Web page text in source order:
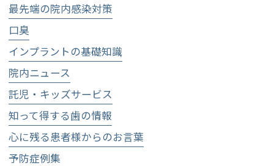
最先端の院内感染対策
口臭
インプラントの基礎知識
院内ニュース
託児・キッズサービス
知って得する歯の情報
心に残る患者様からのお言葉
予防症例集